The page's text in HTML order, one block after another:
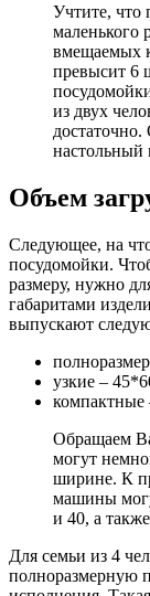
Учтите, что
маленького
вмещаемых
превысит 6
из двух
настольный
Объем
Следующее, на
посудомойки.
размеру, нужно
габаритами
выпускают
узкие –
компактные
Обращаем
могут
ширине. К
машины
и 40, а
Для семьи из 4
полноразмерную